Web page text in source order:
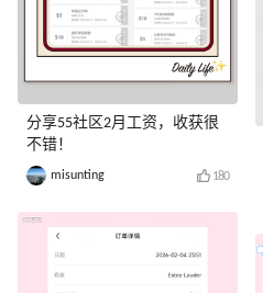
分享55社区2月工资，收获很
不错！
misunting 180